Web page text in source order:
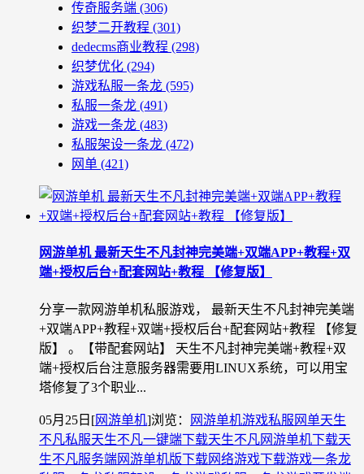
传奇服务端 (306)
织梦二开教程 (301)
dedecms商业教程 (298)
织梦优化 (294)
游戏私服一条龙 (595)
私服一条龙 (491)
游戏一条龙 (483)
私服架设一条龙 (472)
网单 (421)
网游单机 最新天生不凡封神完美端+双端APP+教程+双
端+授权后台+配套网站+教程 【修复版】
分享一款网游单机私服游戏， 最新天生不凡封神完美端
+双端APP+教程+双端+授权后台+配套网站+教程 【修复
版】 。【带配套网站】 天生不凡封神完美端+教程+双
端+授权后台注意服务器需要用LINUX系统，可以用宝
塔修复了3个职业...
05月25日 [网游单机]浏览： 网游单机游戏私服 网单天生
不凡私服天生不凡一键端下载天生不凡网游单机下载天
生不凡服务端网游单机版下载网络游戏下载游戏一条龙